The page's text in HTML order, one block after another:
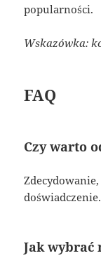
popularności.
Wskazówka:
FAQ
Czy warto
Jak